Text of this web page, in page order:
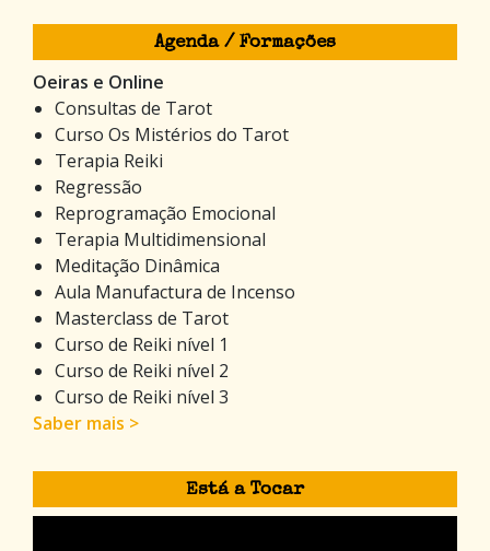
Agenda / Formações
Oeiras e Online
Consultas de Tarot
Curso Os Mistérios do Tarot
Terapia Reiki
Regressão
Reprogramação Emocional
Terapia Multidimensional
Meditação Dinâmica
Aula Manufactura de Incenso
Masterclass de Tarot
Curso de Reiki nível 1
Curso de Reiki nível 2
Curso de Reiki nível 3
Saber mais >
Está a Tocar